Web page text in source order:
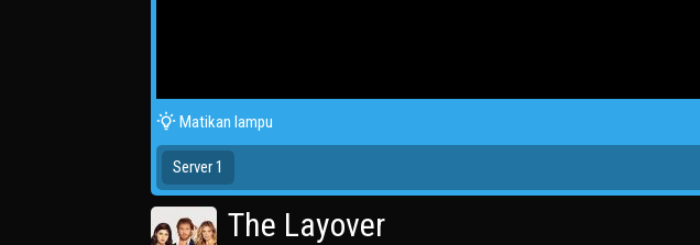
Matikan lampu
Server 1
The Layover